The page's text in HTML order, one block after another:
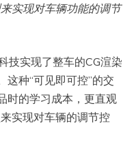
实现对车辆功能的调节
技实现了整车的CG渲染
种“可见即可控”的交
时的学习成本，更直观
实现对车辆的调节控